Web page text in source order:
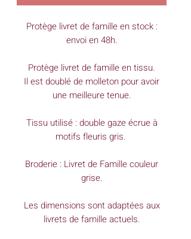
Protège livret de famille en stock :
envoi en 48h.
Protège livret de famille en tissu.
Il est doublé de molleton pour avoir
une meilleure tenue.
Tissu utilisé : double gaze écrue à
motifs fleuris gris.
Broderie : Livret de Famille couleur
grise.
Les dimensions sont adaptées aux
livrets de famille actuels.